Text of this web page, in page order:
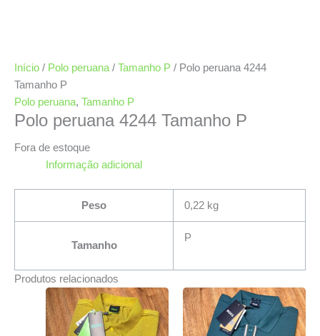
Início / Polo peruana / Tamanho P / Polo peruana 4244
Tamanho P
Polo peruana, Tamanho P
Polo peruana 4244 Tamanho P
Fora de estoque
Informação adicional
Peso 0,22 kg
Tamanho
P
Produtos relacionados